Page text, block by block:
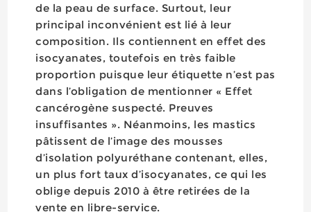
de la peau de surface. Surtout, leur
principal inconvénient est lié à leur
composition. Ils contiennent en effet des
isocyanates, toutefois en très faible
proportion puisque leur étiquette n’est pas
dans l’obligation de mentionner « Effet
cancérogène suspecté. Preuves
insuffisantes ». Néanmoins, les mastics
pâtissent de l’image des mousses
d’isolation polyuréthane contenant, elles,
un plus fort taux d’isocyanates, ce qui les
oblige depuis 2010 à être retirées de la
vente en libre-service.